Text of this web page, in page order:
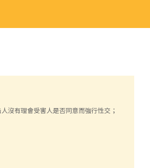
沒有理會受害人是否同意而強行性交；